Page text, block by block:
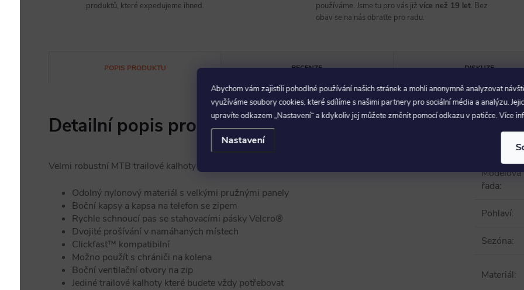
Abychom vám zajistili pohodlné používání našich stránek a mohli anonymně analyzovat
využíváme soubory cookies, které sdílíme s našimi partnery pro sociální média a analýzu.
upravíte odkazem „Nastavení“ a kdykoliv jej můžete změnit pomocí odkazu v patičce. Více
Nastavení
produktů, které expedujeme ihned.
používáme. Jsme tu pro vás již více než 19 let. Bez
obav se na nás obraťte pro radu.
POPIS PRODUKTU RECENZE DISKUZE
Detailní popis produktu
Velmi robustní MTB trailové kalhoty pro rychlé sjezdy i pohodlné výjezdy
Odolný nylonový materiál s velkými pružnými panely
Boční kapsy a kapsa na telefon se zipem
Rychle schnoucí pas se stahovacími pásky Velcro®
Dvojité prošívání v namáhaných místech
Clickfast™ kompatibilní
Možno použít s chrániči na kolena
Boční ventilační otvory na zip
Jediné trailové kalhoty které budete vždy potřebovat
Modelová
řada:
Pohlaví:
Sezóna:
Materiál: